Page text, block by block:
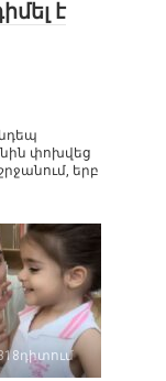
է
փոխվեց
երբ